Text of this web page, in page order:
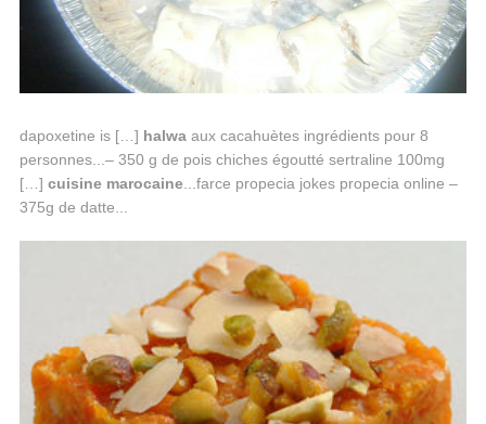
dapoxetine is […] halwaaux cacahuètes ingrédients pour 8
personnes...– 350 g de pois chiches égoutté sertraline 100mg
[…] cuisine marocaine...farce propecia jokes propecia online –
375g de datte...